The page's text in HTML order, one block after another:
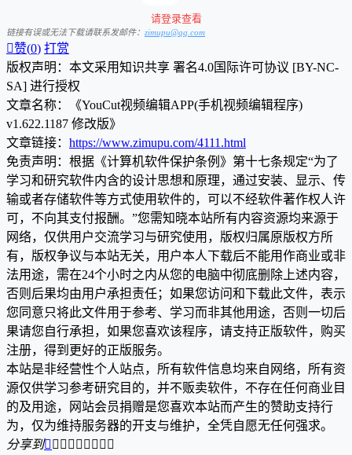
请登录查看
链接有误或无法下载请联系发邮件： zimupu@qq.com
赞(0) 打赏
版权声明：本文采用知识共享 署名4.0国际许可协议 [BY-NC-
SA] 进行授权
文章名称：《YouCut视频编辑APP(手机视频编辑程序)
v1.622.1187 修改版》
文章链接： https://www.zimupu.com/4111.html
免责声明：根据《计算机软件保护条例》第十七条规定“为了
学习和研究软件内含的设计思想和原理，通过安装、显示、传
输或者存储软件等方式使用软件的，可以不经软件著作权人许
可，不向其支付报酬。”您需知晓本站所有内容资源均来源于
网络，仅供用户交流学习与研究使用，版权归属原版权方所
有，版权争议与本站无关，用户本人下载后不能用作商业或非
法用途，需在24个小时之内从您的电脑中彻底删除上述内容，
否则后果均由用户承担责任；如果您访问和下载此文件，表示
您同意只将此文件用于参考、学习而非其他用途，否则一切后
果请您自行承担，如果您喜欢该程序，请支持正版软件，购买
注册，得到更好的正版服务。
本站是非经营性个人站点，所有软件信息均来自网络，所有资
源仅供学习参考研究目的，并不贩卖软件，不存在任何商业目
的及用途，网站会员捐赠是您喜欢本站而产生的赞助支持行
为，仅为维持服务器的开支与维护，全凭自愿无任何强求。
分享到        